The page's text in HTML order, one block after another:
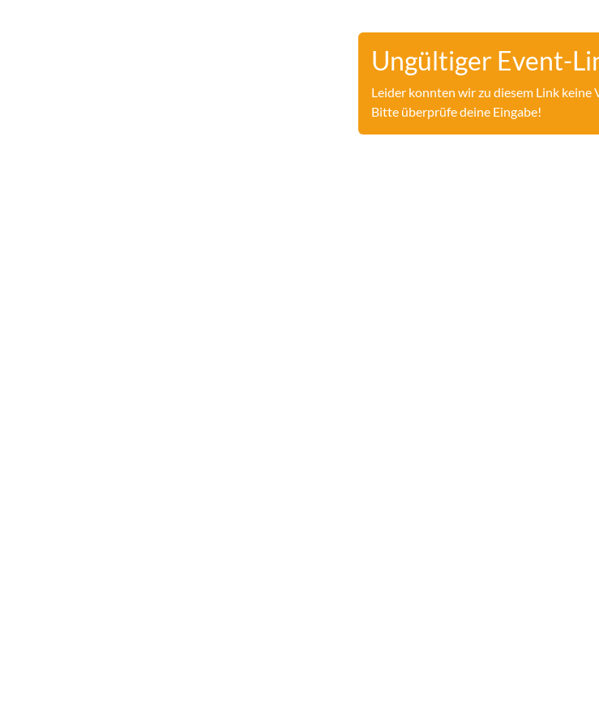
Ungültiger Event-
Leider konnten wir zu diesem Link keine
Bitte überprüfe deine Eingabe!